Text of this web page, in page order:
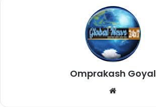
Omprakash Goyal
Website